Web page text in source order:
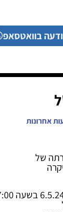
בוואטסאפ
אחרונות
של
ההלוויה תתקיים ביום שני, כ"ח